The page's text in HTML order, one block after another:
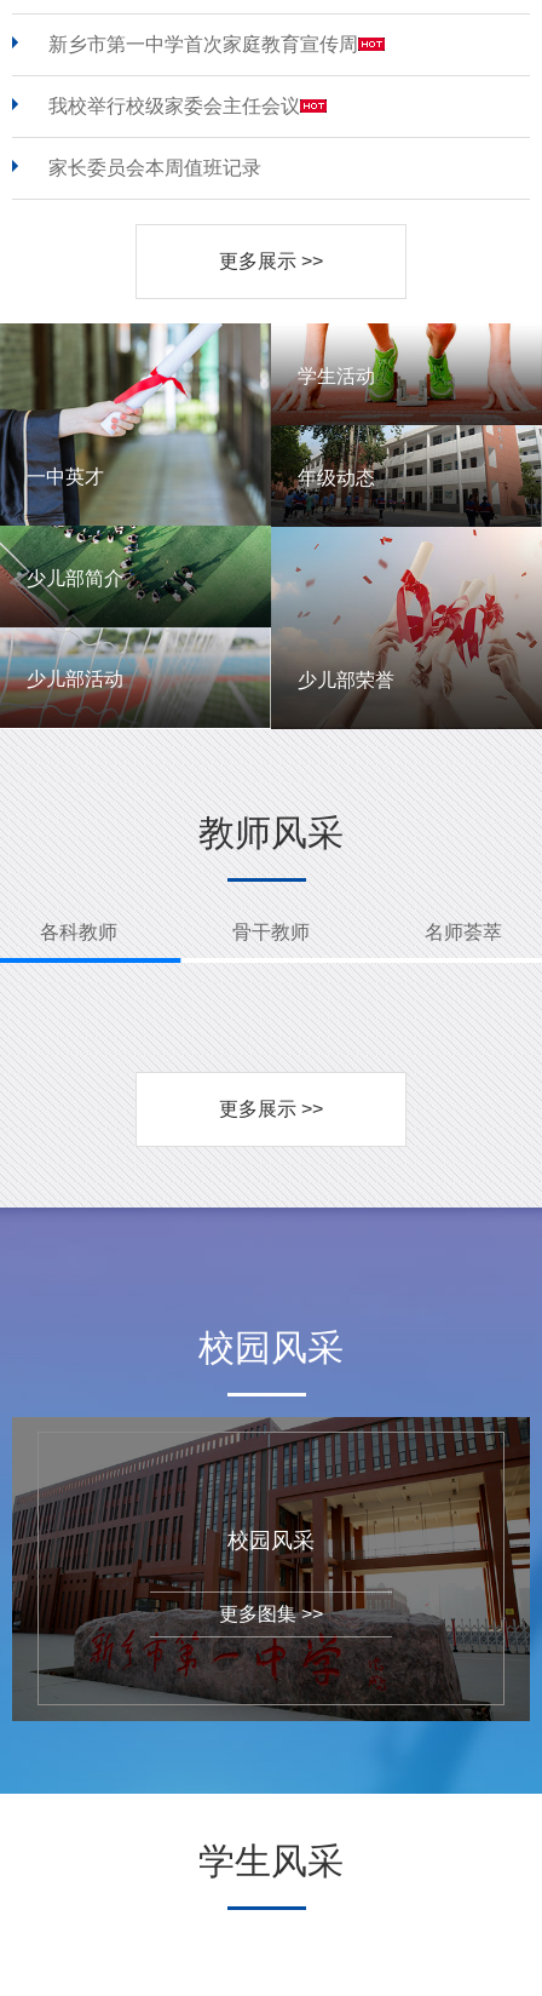
新乡市第一中学首次家庭教育宣传周
我校举行校级家委会主任会议
家长委员会本周值班记录
更多展示 >>
一中英才
一中英才
少儿部简介
少儿部简介
少儿部活动
少儿部活动
学生活动
学生活动
年级动态
年级动态
少儿部荣誉
少儿部荣誉
教师风采
各科教师 骨干教师 名师荟萃
更多展示 >>
校园风采
校园风采
更多图集 >>
学生风采